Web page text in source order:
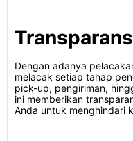
Dengan adanya
melacak setiap tahap
pick-up, pengiriman,
ini memberikan
Anda untuk menghindari